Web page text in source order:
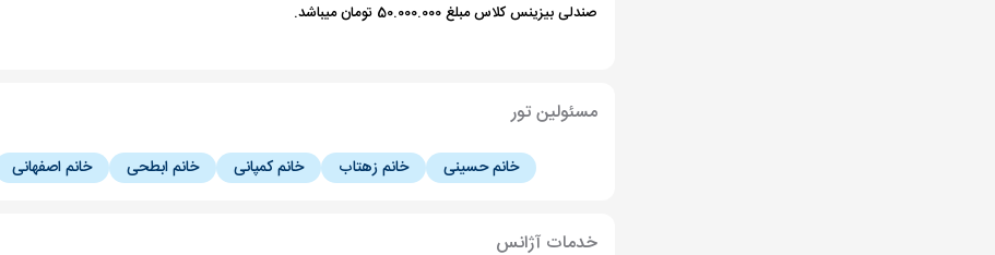
صندلی بیزینس کلاس مبلغ 50.000.000 تومان میباشد.
مسئولین تور
خانم حسینی خانم زهتاب خانم کمپانی خانم ابطحی خانم اصفهانی
خدمات آژانس